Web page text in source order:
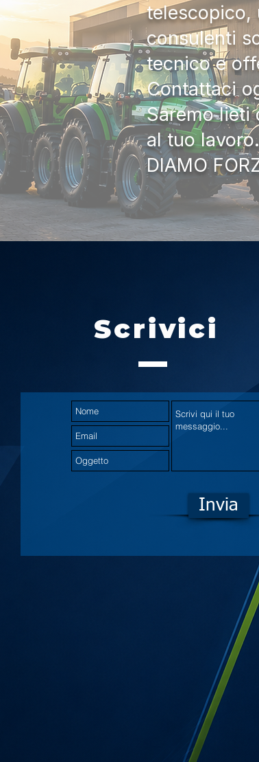
telescopico,
consulenti
tecnico e
Contattaci
Saremo lieti
al tuo lavoro.
DIAMO
Scrivici
Invia